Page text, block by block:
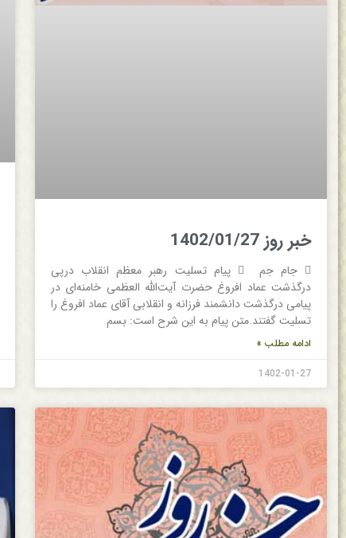
خبر روز 1402/01/27
 جام جم  پیام تسلیت رهبر معظم انقلاب درپی
درگذشت عماد افروغ حضرت آیت‌الله العظمی خامنه‌ای در
پیامی درگذشت دانشمند فرزانه و انقلابی آقای عماد افروغ را
تسلیت گفتند.متن پیام به این شرح است: بسم
ادامه مطلب »
1402-01-27